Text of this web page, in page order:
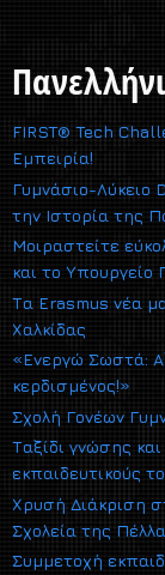
FIRST® Tech
Εμπειρία!
Γυμνάσιο-Λύκειο
την Ιστορία της
Μοιραστείτε
και το
Τα Erasmus νέα
Χαλκίδας
«Ενεργώ Σωστά:
κερδισμένος!»
Σχολή Γονέων
Ταξίδι γνώσης
εκπαιδευτικούς
Χρυσή Διάκριση
Σχολεία της
Συμμετοχή